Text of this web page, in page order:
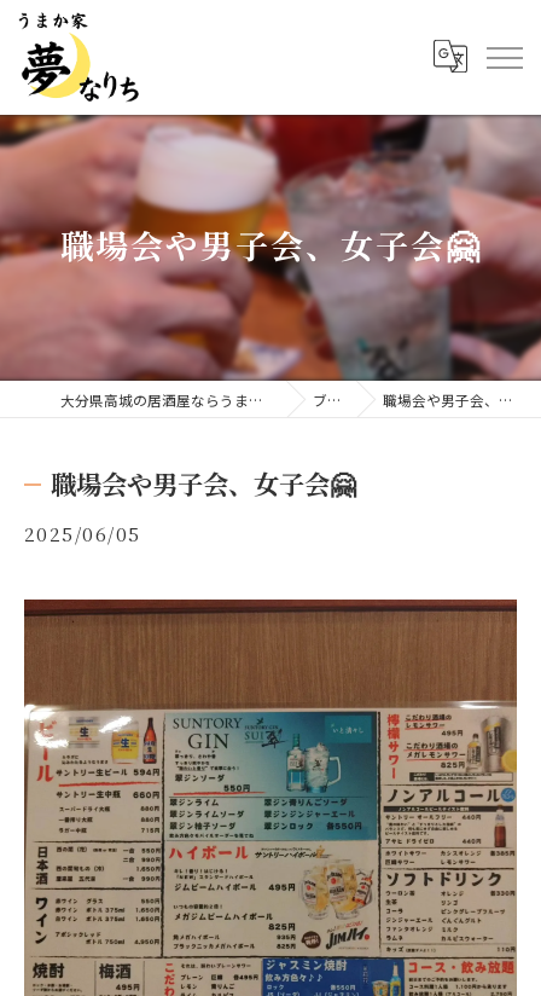
職場会や男子会、女子会🤗
大分県高城の居酒屋ならうまか家 夢なりち ブログ 職場会や男子会、女子会🤗
職場会や男子会、女子会🤗
2025/06/05